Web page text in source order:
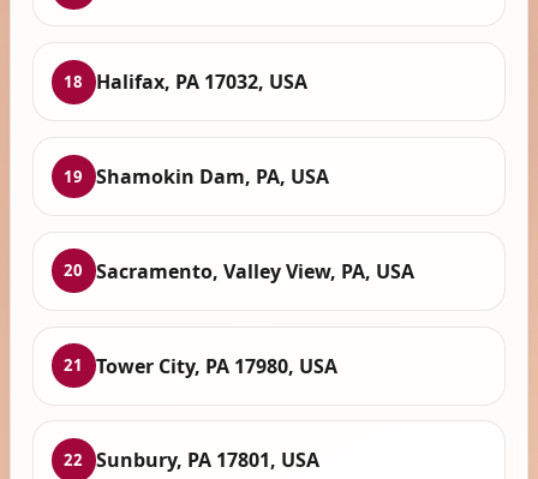
18 Halifax, PA 17032, USA
19 Shamokin Dam, PA, USA
20 Sacramento, Valley View, PA, USA
21 Tower City, PA 17980, USA
22 Sunbury, PA 17801, USA